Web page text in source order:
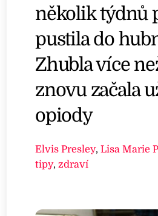
několik týdnů
pustila do
Zhubla více
znovu začala
opiody
Elvis Presley,Lisa Marie
tipy,zdraví